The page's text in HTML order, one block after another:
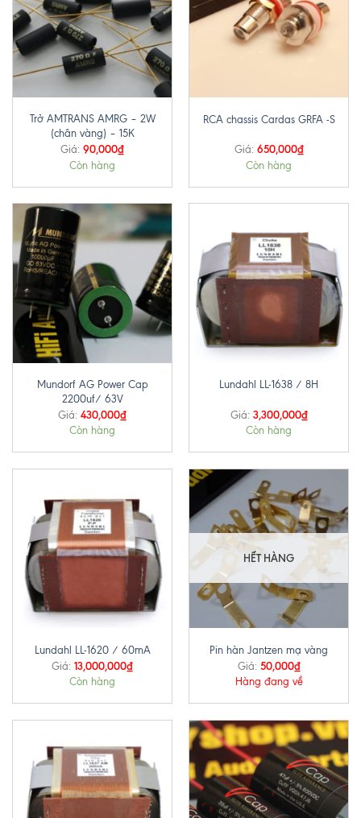
Trở AMTRANS AMRG – 2W
(chân vàng) – 15K
Giá: 90,000₫
Còn hàng
RCA chassis Cardas GRFA -S
Giá: 650,000₫
Còn hàng
Mundorf AG Power Cap
2200uf/ 63V
Giá: 430,000₫
Còn hàng
Lundahl LL-1638 / 8H
Giá: 3,300,000₫
Còn hàng
Lundahl LL-1620 / 60mA
Giá: 13,000,000₫
Còn hàng
HẾT HÀNG
Pin hàn Jantzen mạ vàng
Giá: 50,000₫
Hàng đang về